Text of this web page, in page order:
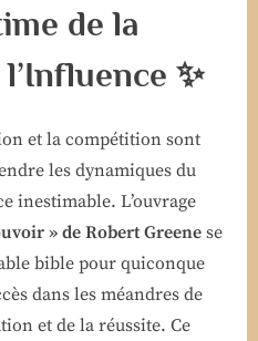
de la
✨
et la compétition sont
les dynamiques du
inestimable. L’ouvrage
» de Robert Greene se
bible pour quiconque
dans les méandres de
et de la réussite. Ce